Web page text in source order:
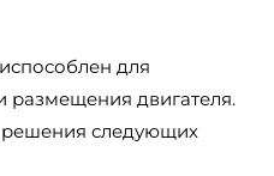
для
размещения двигателя.
решения следующих